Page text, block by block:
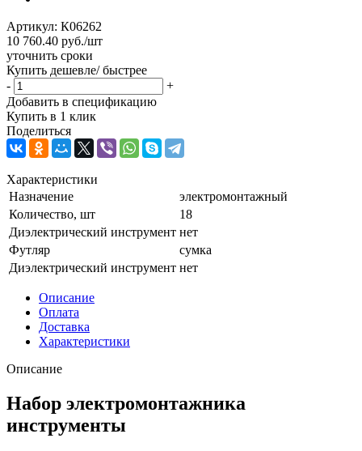
Артикул: К06262
10 760.40 руб./шт
уточнить сроки
Купить дешевле/ быстрее
-
+
Добавить в спецификацию
Купить в 1 клик
Поделиться
Характеристики
Назначение
электромонтажный
Количество, шт
18
Диэлектрический инструмент нет
Футляр
сумка
Диэлектрический инструмент нет
Описание
Оплата
Доставка
Характеристики
Описание
Набор электромонтажника
инструменты